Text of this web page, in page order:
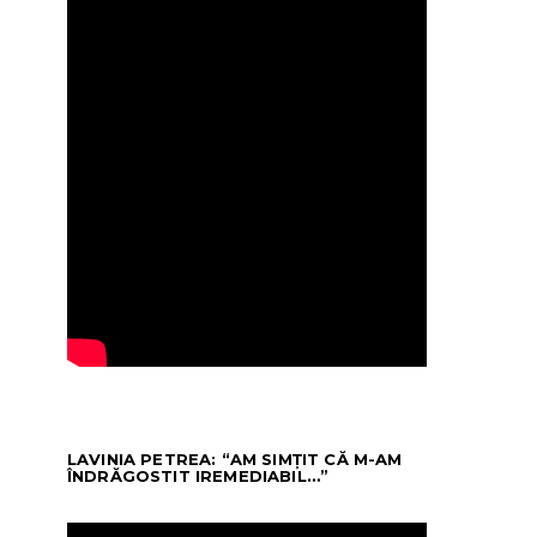
LAVINIA PETREA: “AM SIMȚIT CĂ M-AM
ÎNDRĂGOSTIT IREMEDIABIL…”